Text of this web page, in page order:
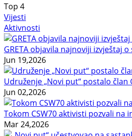
Top 4
Vijesti
Aktivnosti
GRETA objavila najnoviji izvještaj
Jun 19,2026
Udruženje „Novi put“ postalo član
Jun 02,2026
Tokom CSW70 aktivisti pozvali na
Mar 24,2026